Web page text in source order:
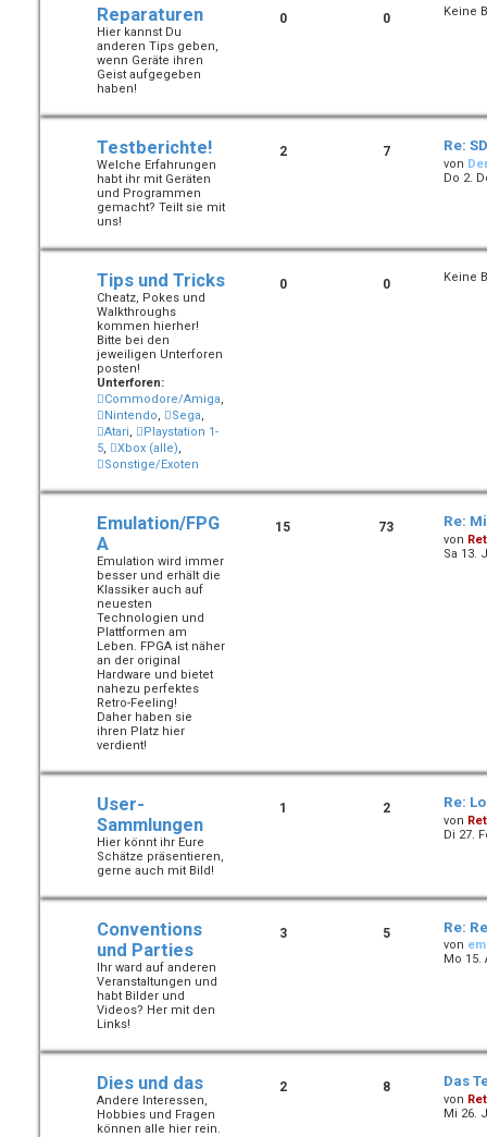
Reparaturen
Hier kannst Du
anderen Tips geben,
wenn Geräte ihren
Geist aufgegeben
haben!
0 0 Keine
Testberichte!
Welche Erfahrungen
habt ihr mit Geräten
und Programmen
gemacht? Teilt sie mit
uns!
2 7 Re:
von
Do 2.
Tips und Tricks
Cheatz, Pokes und
Walkthroughs
kommen hierher!
Bitte bei den
jeweiligen Unterforen
posten!
Unterforen:
Commodore/Amiga,
Nintendo, Sega,
Atari,
Playstation 1-
5, Xbox (alle),
Sonstige/Exoten
0 0 Keine
Emulation/FPG
A
Emulation wird immer
besser und erhält die
Klassiker auch auf
neuesten
Technologien und
Plattformen am
Leben. FPGA ist näher
an der original
Hardware und bietet
nahezu perfektes
Retro-Feeling!
Daher haben sie
ihren Platz hier
verdient!
15 73 Re:
von
Sa 13.
User-
Sammlungen
Hier könnt ihr Eure
Schätze präsentieren,
gerne auch mit Bild!
1 2 Re:
von
Di 27.
Conventions
und Parties
Ihr ward auf anderen
Veranstaltungen und
habt Bilder und
Videos? Her mit den
Links!
3 5 Re:
von
Mo 15.
Dies und das
Andere Interessen,
Hobbies und Fragen
können alle hier rein.
2 8 Das
von
Mi 26.